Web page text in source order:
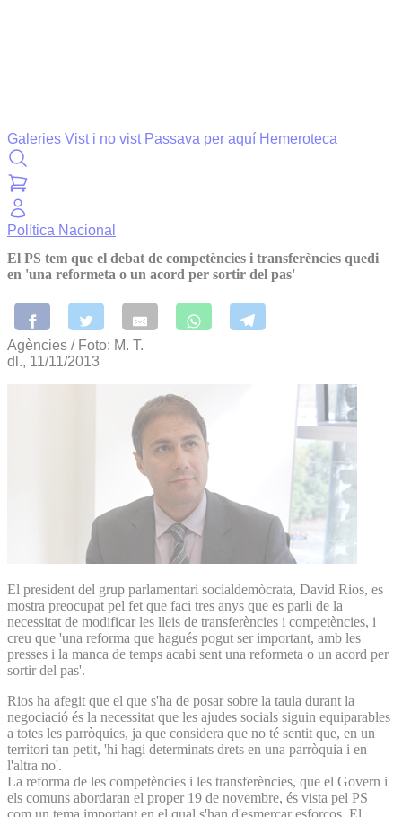
Galeries Vist i no vist Passava per aquí Hemeroteca
Política Nacional
El PS tem que el debat de competències i transferències quedi
en 'una reformeta o un acord per sortir del pas'
Agències / Foto: M. T.
dl., 11/11/2013
El president del grup parlamentari socialdemòcrata, David Rios, es
mostra preocupat pel fet que faci tres anys que es parli de la
necessitat de modificar les lleis de transferències i competències, i
creu que 'una reforma que hagués pogut ser important, amb les
presses i la manca de temps acabi sent una reformeta o un acord per
sortir del pas'.
Rios ha afegit que el que s'ha de posar sobre la taula durant la
negociació és la necessitat que les ajudes socials siguin equiparables
a totes les parròquies, ja que considera que no té sentit que, en un
territori tan petit, 'hi hagi determinats drets en una parròquia i en
l'altra no'.
La reforma de les competències i les transferències, que el Govern i
els comuns abordaran el proper 19 de novembre, és vista pel PS
com un tema important en el qual s'han d'esmerçar esforços. El